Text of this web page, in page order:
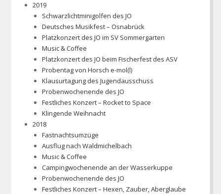
2019
Schwarzlichtminigolfen des JO
Deutsches Musikfest – Osnabrück
Platzkonzert des JO im SV Sommergarten
Music & Coffee
Platzkonzert des JO beim Fischerfest des ASV
Probentag von Horsch e-mol(l)
Klausurtagung des Jugendausschuss
Probenwochenende des JO
Festliches Konzert – Rocket to Space
Klingende Weihnacht
2018
Fastnachtsumzüge
Ausflug nach Waldmichelbach
Music & Coffee
Campingwochenende an der Wasserkuppe
Probenwochenende des JO
Festliches Konzert – Hexen, Zauber, Aberglaube